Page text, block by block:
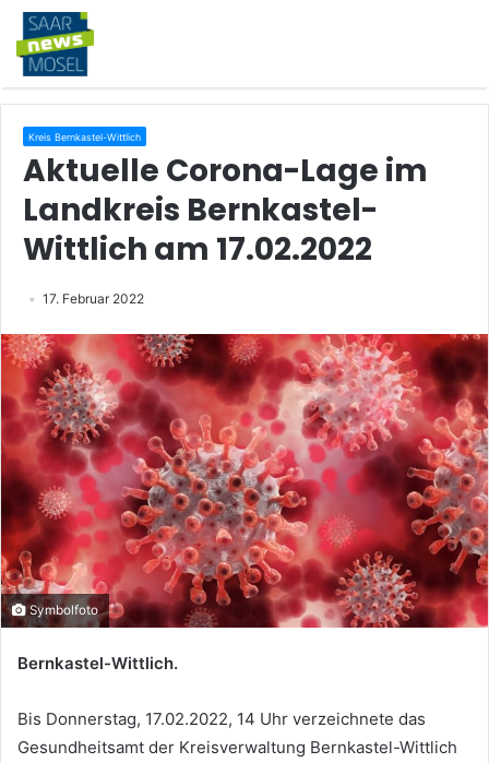
Kreis Bernkastel-Wittlich
Aktuelle Corona-Lage im
Landkreis Bernkastel-
Wittlich am 17.02.2022
17. Februar 2022
Symbolfoto
Bernkastel-Wittlich.
Bis Donnerstag, 17.02.2022, 14 Uhr verzeichnete das
Gesundheitsamt der Kreisverwaltung Bernkastel-Wittlich